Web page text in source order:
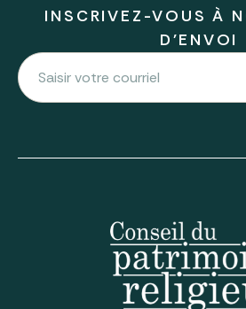
INSCRIVEZ-VOUS À
D'ENVOI